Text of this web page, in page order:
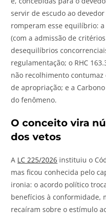
servir de escudo ao
romperam esse equilíbrio: a
(com a admissão de
desequilíbrios
regulamentação; o RHC
não recolhimento contumaz
de apropriação; e a
do fenômeno.
O conceito vira
dos vetos
A LC 225/2026 instituiu o
mas ficou conhecida pelo
ironia: o acordo político
benefícios à conformidade,
recaíram sobre o estímulo